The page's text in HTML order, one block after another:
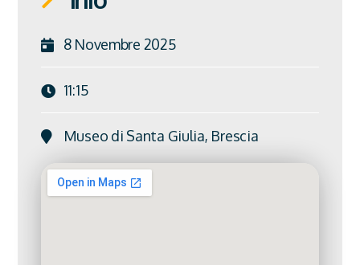
8 Novembre 2025
11:15
Museo di Santa Giulia, Brescia